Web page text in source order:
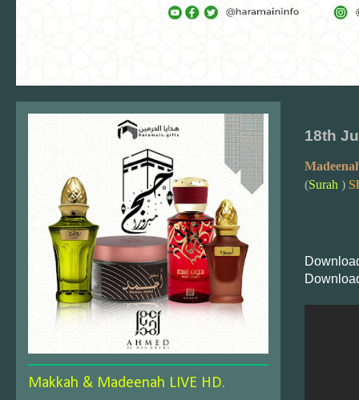
18th
(Surah )
Makkah & Madeenah LIVE HD.